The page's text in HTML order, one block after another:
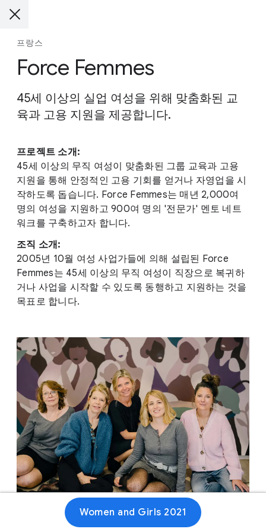
프랑스
Force Femmes
45세 이상의 실업 여성을 위해 맞춤화된 교
육과 고용 지원을 제공합니다.
프로젝트 소개:
45세 이상의 무직 여성이 맞춤화된 그룹 교육과 고용
지원을 통해 안정적인 고용 기회를 얻거나 자영업을 시
작하도록 돕습니다. Force Femmes는 매년 2,000여
명의 여성을 지원하고 900여 명의 '전문가' 멘토 네트
워크를 구축하고자 합니다.
조직 소개:
2005년 10월 여성 사업가들에 의해 설립된 Force
Femmes는 45세 이상의 무직 여성이 직장으로 복귀하
거나 사업을 시작할 수 있도록 동행하고 지원하는 것을
목표로 합니다.
Women and Girls 2021